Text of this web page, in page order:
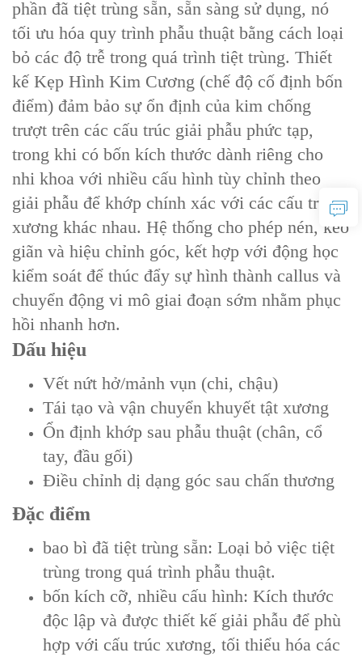
phần đã tiệt trùng sẵn, sẵn sàng sử dụng, nó
tối ưu hóa quy trình phẫu thuật bằng cách loại
bỏ các độ trễ trong quá trình tiệt trùng. Thiết
kế Kẹp Hình Kim Cương (chế độ cố định bốn
điểm) đảm bảo sự ổn định của kim chống
trượt trên các cấu trúc giải phẫu phức tạp,
trong khi có bốn kích thước dành riêng cho
nhi khoa với nhiều cấu hình tùy chỉnh theo
giải phẫu để khớp chính xác với các cấu trúc
xương khác nhau. Hệ thống cho phép nén, kéo
giãn và hiệu chỉnh góc, kết hợp với động học
kiểm soát để thúc đẩy sự hình thành callus và
chuyển động vi mô giai đoạn sớm nhằm phục
hồi nhanh hơn.
Dấu hiệu
Vết nứt hở/mảnh vụn (chi, chậu)
Tái tạo và vận chuyển khuyết tật xương
Ổn định khớp sau phẫu thuật (chân, cổ
tay, đầu gối)
Điều chỉnh dị dạng góc sau chấn thương
Đặc điểm
bao bì đã tiệt trùng sẵn: Loại bỏ việc tiệt
trùng trong quá trình phẫu thuật.
bốn kích cỡ, nhiều cấu hình: Kích thước
độc lập và được thiết kế giải phẫu để phù
hợp với cấu trúc xương, tối thiểu hóa các